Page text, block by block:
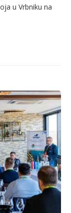
u Vrbniku na